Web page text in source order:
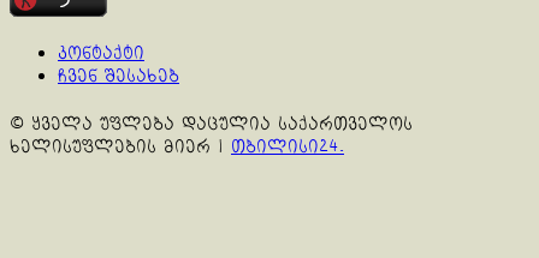
კონტაქტი
ჩვენ შესახებ
© ყველა უფლება დაცულია საქართველოს
ხელისუფლების მიერ | თბილისი24.